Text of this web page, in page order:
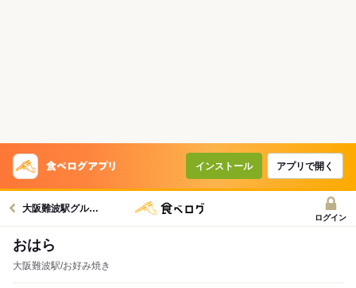
インストール アプリで開く
大阪難波駅グルメへ
ログイン
おはら
大阪難波駅/お好み焼き